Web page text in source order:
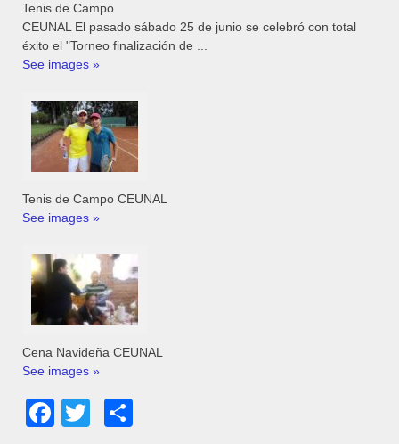
Tenis de Campo
CEUNAL El pasado sábado 25 de junio se celebró con total
éxito el "Torneo finalización de ...
See images »
Tenis de Campo CEUNAL
See images »
Cena Navideña CEUNAL
See images »
Facebook
Twitter